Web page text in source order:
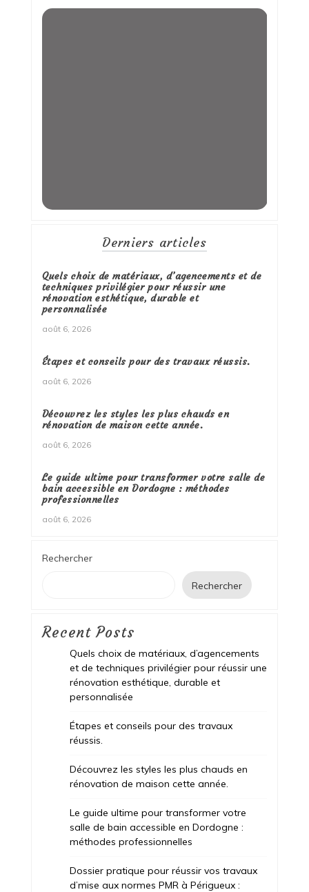
Derniers articles
Quels choix de matériaux, d’agencements et de
techniques privilégier pour réussir une
rénovation esthétique, durable et
personnalisée
août 6, 2026
Étapes et conseils pour des travaux réussis.
août 6, 2026
Découvrez les styles les plus chauds en
rénovation de maison cette année.
août 6, 2026
Le guide ultime pour transformer votre salle de
bain accessible en Dordogne : méthodes
professionnelles
août 6, 2026
Rechercher
Rechercher
Recent Posts
Quels choix de matériaux, d’agencements
et de techniques privilégier pour réussir une
rénovation esthétique, durable et
personnalisée
Étapes et conseils pour des travaux
réussis.
Découvrez les styles les plus chauds en
rénovation de maison cette année.
Le guide ultime pour transformer votre
salle de bain accessible en Dordogne :
méthodes professionnelles
Dossier pratique pour réussir vos travaux
d’mise aux normes PMR à Périgueux :